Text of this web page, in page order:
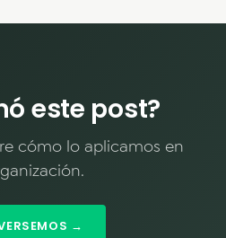
este post?
cómo lo aplicamos en
→